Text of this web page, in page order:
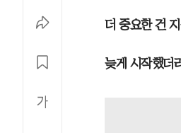
더 중요한 건
늦게 시작했더